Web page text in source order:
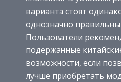
варианта стоят
однозначно
Пользователи
подержанные
возможности, если
лучше приобретать